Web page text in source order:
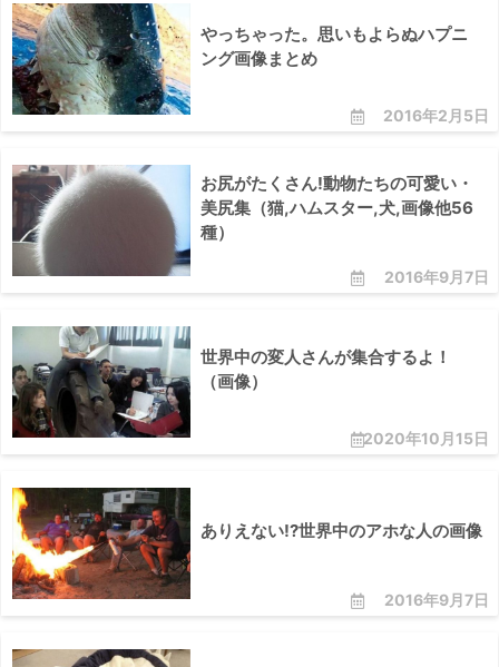
2016年2月5日
やっちゃった。思いもよらぬハプニ
ング画像まとめ
2016年9月7日
お尻がたくさん!動物たちの可愛い・
美尻集（猫,ハムスター,犬,画像他56
種）
2020年10月15日
世界中の変人さんが集合するよ！
（画像）
2016年9月7日
ありえない!?世界中のアホな人の画像